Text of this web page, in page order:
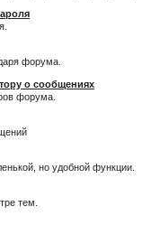
форума.
о сообщениях
форума.
но удобной функции.
тем.